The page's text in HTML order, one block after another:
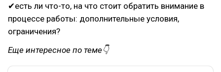
✔есть ли что-то, на что стоит обратить внимание в
процессе работы: дополнительные условия,
ограничения?
Еще интересное по теме👇